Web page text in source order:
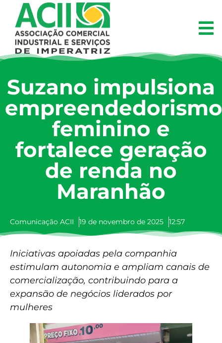
Suzano impulsiona
empreendedorismo
feminino e
fortalece geração
de renda no
Maranhão
Comunicação ACII 19 de novembro de 2025 12:57
Iniciativas apoiadas pela companhia
estimulam autonomia e ampliam canais de
comercialização, contribuindo para a
expansão de negócios liderados por
mulheres